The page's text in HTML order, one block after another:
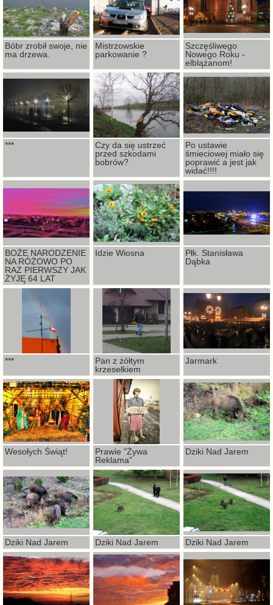
Bóbr zrobił swoje, nie
ma drzewa.
Mistrzowskie
parkowanie ?
Szczęśliwego
Nowego Roku -
elblążanom!
***
Czy da się ustrzeć
przed szkodami
bobrów?
Po ustawie
śmieciowej miało się
poprawić a jest jak
widać!!!!
BOŻE NARODZENIE
NA RÓŻOWO PO
RAZ PIERWSZY JAK
ŻYJĘ 64 LAT
Idzie Wiosna
Płk. Stanisława
Dąbka
***
Pan z żółtym
krzesełkiem
Jarmark
Wesołych Świąt!
Prawie "Żywa
Reklama"
Dziki Nad Jarem
Dziki Nad Jarem Dziki Nad Jarem Dziki Nad Jarem